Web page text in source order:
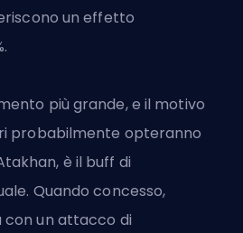
un effetto
più grande, e il motivo
probabilmente opteranno
è il buff di
Quando concesso,
un attacco di